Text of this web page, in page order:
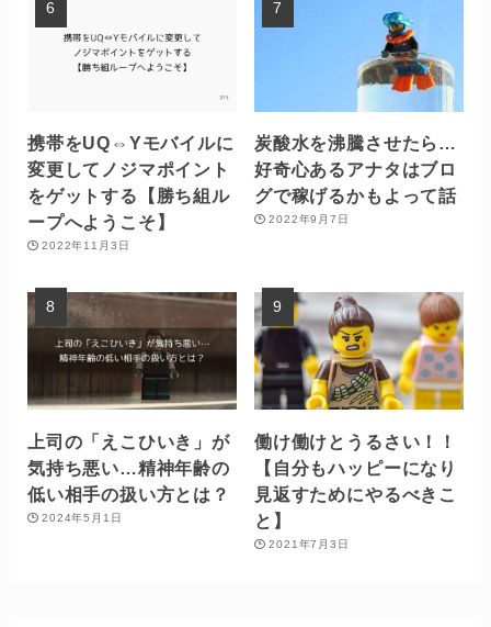
携帯をUQ⇔Yモバイルに
変更してノジマポイント
をゲットする【勝ち組ル
ープへようこそ】
2022年11月3日
炭酸水を沸騰させたら…
好奇心あるアナタはブロ
グで稼げるかもよって話
2022年9月7日
上司の「えこひいき」が
気持ち悪い…精神年齢の
低い相手の扱い方とは？
2024年5月1日
働け働けとうるさい！！
【自分もハッピーになり
見返すためにやるべきこ
と】
2021年7月3日